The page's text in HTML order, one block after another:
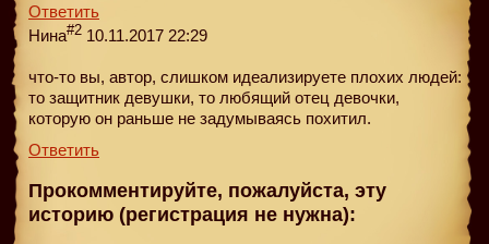
Ответить
Нина#2 10.11.2017 22:29
что-то вы, автор, слишком идеализируете плохих людей:
то защитник девушки, то любящий отец девочки,
которую он раньше не задумываясь похитил.
Ответить
Прокомментируйте, пожалуйста, эту
историю (регистрация не нужна):